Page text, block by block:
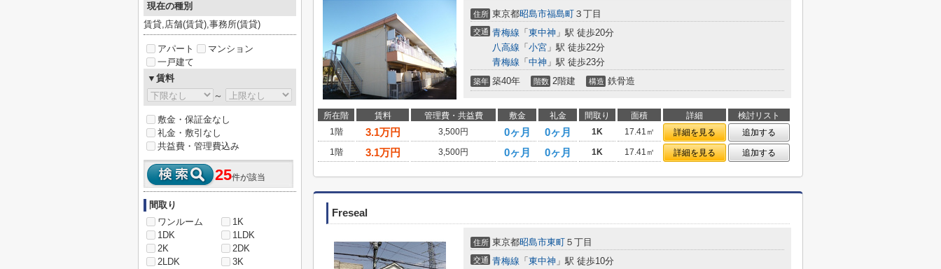
住所 東京都昭島市福島町 ３丁目
交通 青梅線 「 東中神 」駅 徒歩20分
八高線 「 小宮 」駅 徒歩22分
青梅線 「 中神 」駅 徒歩23分
築年 築40年 階数 2階建 構造 鉄骨造
所在階 賃料 管理費・共益費 敷金 礼金 間取り 面積 詳細
検討リスト
1階
3.1万円 3,500円 0ヶ月 0ヶ月 1K 17.41㎡ 詳細を見る
追加する
1階
3.1万円 3,500円 0ヶ月 0ヶ月 1K 17.41㎡ 詳細を見る 追加する
Freseal
住所 東京都昭島市東町 ５丁目
交通 青梅線 「 東中神 」駅 徒歩10分
現在の種別
賃貸,店舗(賃貸),事務所(賃貸)
アパート
マンション
一戸建て
▼賃料
～
敷金・保証金なし
礼金・敷引なし
共益費・管理費込み
25件が該当
間取り
ワンルーム
1K
1DK
1LDK
2K
2DK
2LDK
3K